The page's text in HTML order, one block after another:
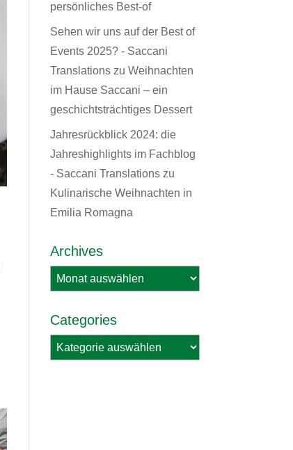
persönliches Best-of
Sehen wir uns auf der Best of
Events 2025? - Saccani
Translationszu Weihnachten
im Hause Saccani – ein
geschichtsträchtiges Dessert
Jahresrückblick 2024: die
Jahreshighlights im Fachblog
- Saccani Translationszu
Kulinarische Weihnachten in
Emilia Romagna
Archives
Archives
Categories
Categories